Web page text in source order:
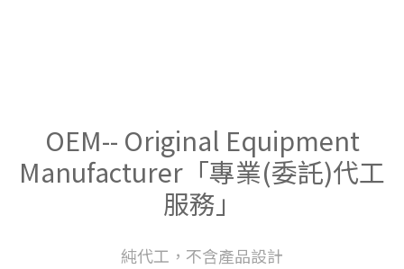
OEM-- Original Equipment
Manufacturer「專業(委託)代工
服務」
純代工，不含產品設計